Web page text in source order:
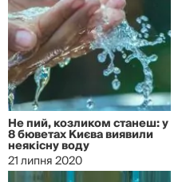
Не пий, козликом станеш: у
8 бюветах Києва виявили
неякісну воду
21 липня 2020